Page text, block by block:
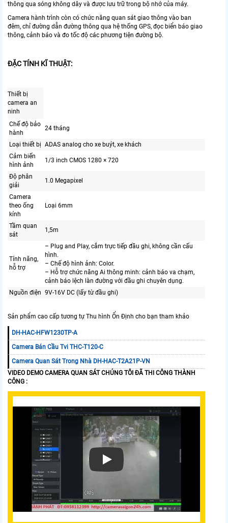
thông qua sóng không dây và được lưu trữ trong bộ nhớ của máy.
Camera hành trình còn có chức năng quan sát giao thông vào ban
đêm, chỉ đường dẫn đường thông qua hệ thống GPS, đọc biển báo giao
thông, cảnh báo và đo tốc độ các phương tiện đường bộ.
ĐẶC TÍNH KĨ THUẬT:
Thiết bị
camera an
ninh
Chế độ bảo
hành
24 tháng
Loại thiết bị ADAS analog cho xe buýt, xe khách
Cảm biến
hình ảnh
1/3 inch CMOS 1280 × 720
Độ phân
giải
1.0 Megapixel
Camera
theo ống
kính
Loại 6mm
Tầm quan
sát
1,5m
Tính năng,
hỗ trợ
– Plug and Play, cắm trực tiếp đầu ghi, không cần cấu
hình.
– Chế độ hình ảnh: Color.
– Hỗ trợ chức năng Ai thông minh: cảnh báo va chạm,
cảnh báo lệch làn đường với đầu ghi chuyên dụng.
Nguồn điện 9V-16V DC (lấy từ đầu ghi)
Sản phẩm cao cấp tương tự Thu hình Ổn Định cho bạn tham khảo
DH-HAC-HFW1230TP-A
Camera Bán Cầu Tvi THC-T120-C
Camera Quan Sát Trong Nhà DH-HAC-T2A21P-VN
VIDEO DEMO CAMERA QUAN SÁT CHÚNG TÔI ĐÃ THI CÔNG THÀNH
CÔNG :
Xem video Camera Adas Analog Chuyên